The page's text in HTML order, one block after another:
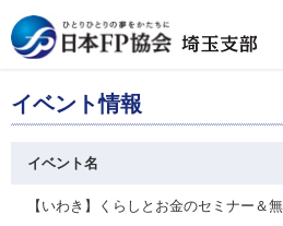
イベント情報
イベント名
【いわき】くらしとお金のセミナー＆